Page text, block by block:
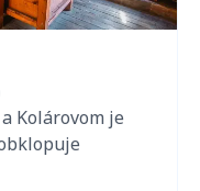
Kolárovom je